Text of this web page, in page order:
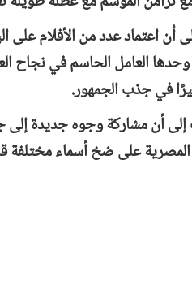
أن اعتماد عدد من الأفلام على
وحدها العامل الحاسم في نجاح
في جذب الجمهور.
أن مشاركة وجوه جديدة إلى
المصرية على ضخ أسماء